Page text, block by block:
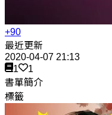
+90
最近更新
2020-04-07 21:13
1
1
書單簡介
標籤